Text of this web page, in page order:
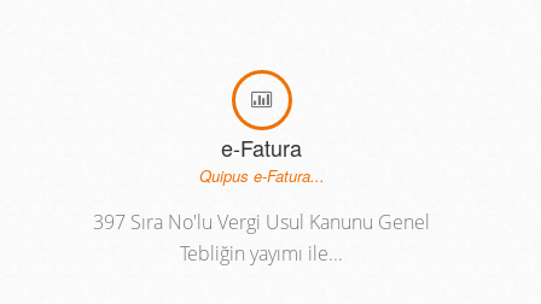
e-Fatura
Quipus e-Fatura...
397 Sıra No'lu Vergi Usul Kanunu Genel
Tebliğin yayımı ile...